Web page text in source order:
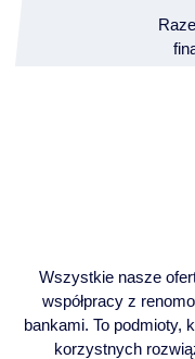
Wszystkie nasze
współpracy z
bankami. To podmioty,
korzystnych